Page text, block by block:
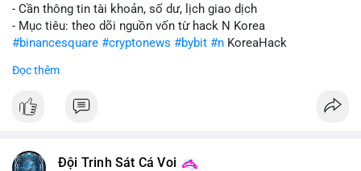
- Cần thông tin tài khoản, số dư, lịch giao dịch
- Mục tiêu: theo dõi nguồn vốn từ hack N Korea
#binancesquare #cryptonews #bybit #n KoreaHack
$btc $eth
#vlikevn #titanbot
Đọc thêm
Đội Trinh Sát Cá Voi